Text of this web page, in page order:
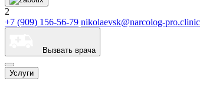
2
+7 (909) 156-56-79 nikolaevsk@narcolog-pro.clinic
Вызвать врача
Услуги